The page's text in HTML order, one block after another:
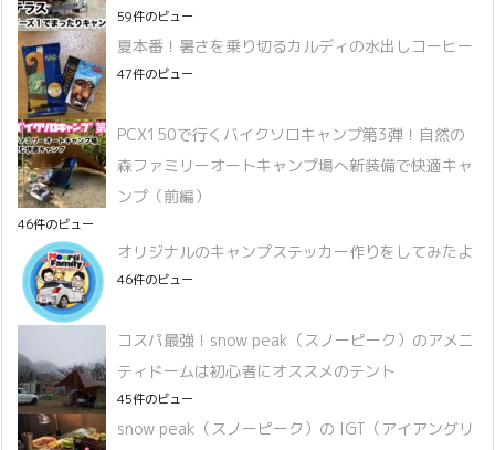
59件のビュー
夏本番！暑さを乗り切るカルディの水出しコーヒー
47件のビュー
PCX150で行くバイクソロキャンプ第3弾！自然の
森ファミリーオートキャンプ場へ新装備で快適キャ
ンプ（前編）
46件のビュー
オリジナルのキャンプステッカー作りをしてみたよ
46件のビュー
コスパ最強！snow peak（スノーピーク）のアメニ
ティドームは初心者にオススメのテント
45件のビュー
snow peak（スノーピーク）の IGT（アイアングリ